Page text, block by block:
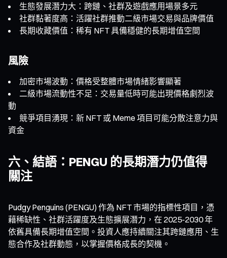
生態發展潛力大：跨鏈、社群及遊戲應用場景多元
社群黏著度高：活躍社群推動二級市場交易與品牌價值
長期收藏價值：稀有 NFT 具備穩健的長期增值空間
風險
加密市場波動：價格受整體市場情緒影響顯著
二級市場流動性不足：交易量低時可能出現價格劇烈波
動
競爭項目湧現：新 NFT 或 Meme 項目可能分散注意力與
資金
六、結語：PENGU 的長期潛力仍值得
關注
Pudgy Penguins (PENGU) 作為 NFT 市場的指標性項目，憑
藉稀缺性、社群活躍度及生態擴展潛力，在 2025-2030 年
依舊具備長期增值空間。投資人應持續關注其跨鏈應用、生
態合作及社群動態，以掌握價格成長的契機。